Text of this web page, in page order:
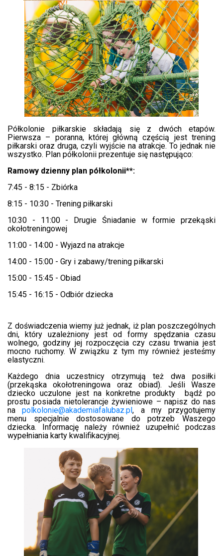
Półkolonie piłkarskie składają się z dwóch etapów.
Pierwsza – poranna, której główną częścią jest trening
piłkarski oraz druga, czyli wyjście na atrakcje. To jednak nie
wszystko. Plan półkolonii prezentuje się następująco:
Ramowy dzienny plan półkolonii**:
7:45 - 8:15 - Zbiórka
8:15 - 10:30 - Trening piłkarski
10:30 - 11:00 - Drugie Śniadanie w formie przekąski
okołotreningowej
11:00 - 14:00 - Wyjazd na atrakcje
14:00 - 15:00 - Gry i zabawy/trening piłkarski
15:00 - 15:45 - Obiad
15:45 - 16:15 - Odbiór dziecka
Z doświadczenia wiemy już jednak, iż plan poszczególnych
dni, który uzależniony jest od formy spędzania czasu
wolnego, godziny jej rozpoczęcia czy czasu trwania jest
mocno ruchomy. W związku z tym my również jesteśmy
elastyczni.
Każdego dnia uczestnicy otrzymują też dwa posiłki
(przekąska okołotreningowa oraz obiad). Jeśli Wasze
dziecko uczulone jest na konkretne produkty bądź po
prostu posiada nietolerancje żywieniowe – napisz do nas
napolkolonie@akademiafalubaz.pl, a my przygotujemy
menu specjalnie dostosowane do potrzeb Waszego
dziecka. Informację należy również uzupełnić podczas
wypełniania karty kwalifikacyjnej.